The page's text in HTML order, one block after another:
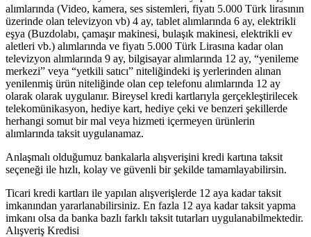
alımlarında (Video, kamera, ses sistemleri, fiyatı 5.000 Türk lirasının
üzerinde olan televizyon vb) 4 ay, tablet alımlarında 6 ay, elektrikli
eşya (Buzdolabı, çamaşır makinesi, bulaşık makinesi, elektrikli ev
aletleri vb.) alımlarında ve fiyatı 5.000 Türk Lirasına kadar olan
televizyon alımlarında 9 ay, bilgisayar alımlarında 12 ay, “yenileme
merkezi” veya “yetkili satıcı” niteliğindeki iş yerlerinden alınan
yenilenmiş ürün niteliğinde olan cep telefonu alımlarında 12 ay
olarak olarak uygulanır. Bireysel kredi kartlarıyla gerçekleştirilecek
telekomünikasyon, hediye kart, hediye çeki ve benzeri şekillerde
herhangi somut bir mal veya hizmeti içermeyen ürünlerin
alımlarında taksit uygulanamaz.
Anlaşmalı olduğumuz bankalarla alışverişini kredi kartına taksit
seçeneği ile hızlı, kolay ve güvenli bir şekilde tamamlayabilirsin.
Ticari kredi kartları ile yapılan alışverişlerde 12 aya kadar taksit
imkanından yararlanabilirsiniz. En fazla 12 aya kadar taksit yapma
imkanı olsa da banka bazlı farklı taksit tutarları uygulanabilmektedir.
Alışveriş Kredisi